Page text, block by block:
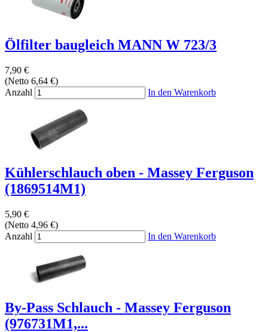
Ölfilter baugleich MANN W 723/3
7,90 €
(Netto 6,64 €)
Anzahl
In den Warenkorb
Kühlerschlauch oben - Massey Ferguson
(1869514M1)
5,90 €
(Netto 4,96 €)
Anzahl
In den Warenkorb
By-Pass Schlauch - Massey Ferguson
(976731M1,...